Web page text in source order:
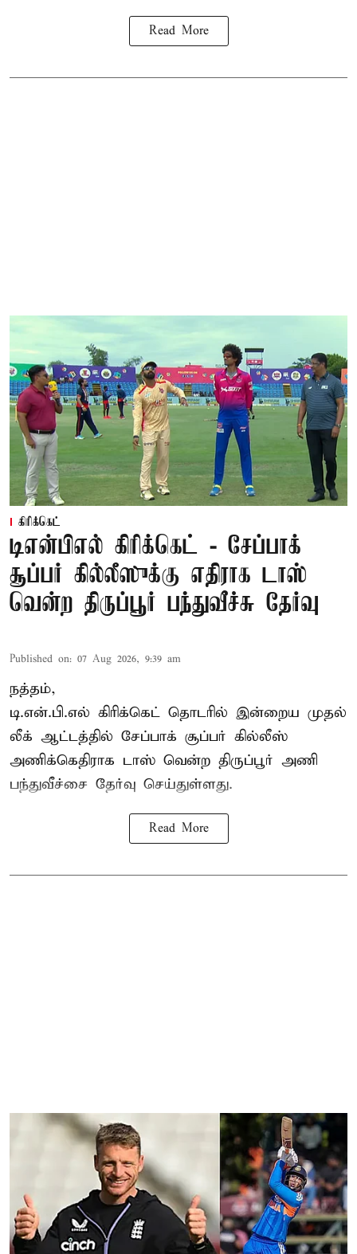
Read More
கிரிக்கெட்
டிஎன்பிஎல் கிரிக்கெட் - சேப்பாக்
சூப்பர் கில்லீஸுக்கு எதிராக டாஸ்
வென்ற திருப்பூர் பந்துவீச்சு தேர்வு
Published on: 07 Aug 2026, 9:39 am
நத்தம்,
டி.என்.பி.எல் கிரிக்கெட் தொடரில் இன்றைய முதல்
லீக் ஆட்டத்தில் சேப்பாக் சூப்பர் கில்லீஸ்
அணிக்கெதிராக டாஸ் வென்ற திருப்பூர் அணி
பந்துவீச்சை தேர்வு செய்துள்ளது.
Read More